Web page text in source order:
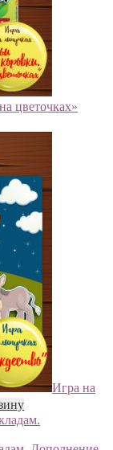
цветочках»
Игра на